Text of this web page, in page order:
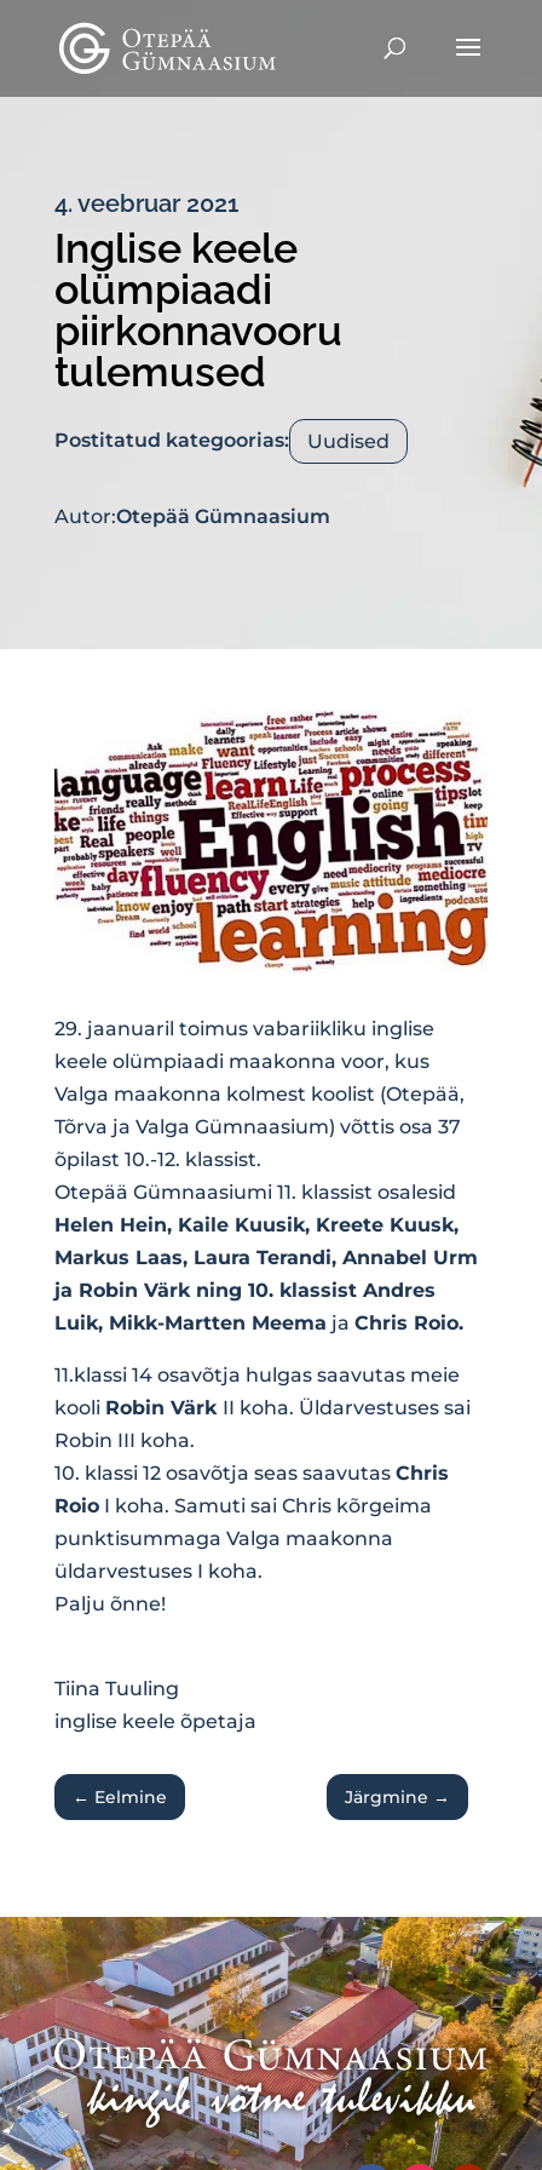
4. veebruar 2021
Inglise keele
olümpiaadi
piirkonnavooru
tulemused
Postitatud kategoorias: Uudised
Autor:Otepää Gümnaasium
29. jaanuaril toimus vabariikliku inglise
keele olümpiaadi maakonna voor, kus
Valga maakonna kolmest koolist (Otepää,
Tõrva ja Valga Gümnaasium) võttis osa 37
õpilast 10.-12. klassist.
Otepää Gümnaasiumi 11. klassist osalesid
Helen Hein, Kaile Kuusik, Kreete Kuusk,
Markus Laas, Laura Terandi, Annabel Urm
ja Robin Värk ning 10. klassist Andres
Luik, Mikk-Martten Meema ja Chris Roio.
11.klassi 14 osavõtja hulgas saavutas meie
kooli Robin Värk II koha. Üldarvestuses sai
Robin III koha.
10. klassi 12 osavõtja seas saavutas Chris
RoioI koha. Samuti sai Chris kõrgeima
punktisummaga Valga maakonna
üldarvestuses I koha.
Palju õnne!
Tiina Tuuling
inglise keele õpetaja
← Eelmine Järgmine →